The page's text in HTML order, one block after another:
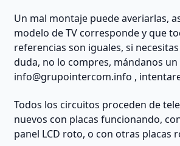
Un mal montaje puede averiarlas,
modelo de TV corresponde y que
referencias son iguales, si
duda, no lo compres, mándanos un
info@grupointercom.info ,
Todos los circuitos proceden de
nuevos con placas funcionando,
panel LCD roto, o con otras placas